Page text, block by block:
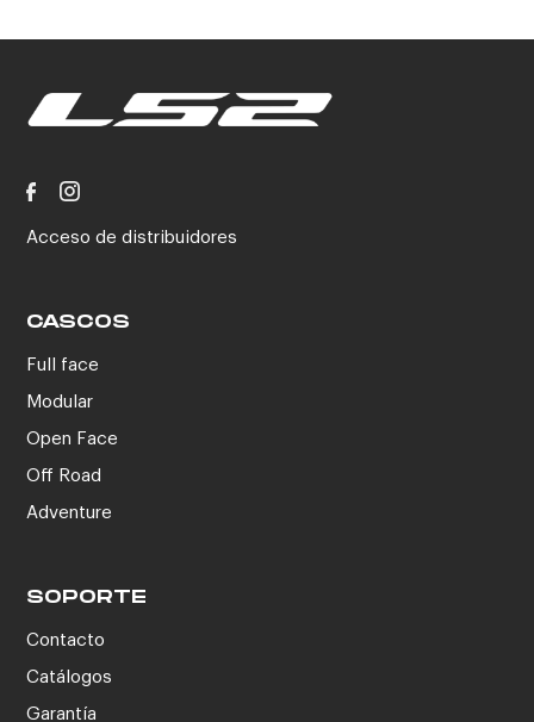
Acceso de distribuidores
CASCOS
Full face
Modular
Open Face
Off Road
Adventure
SOPORTE
Contacto
Catálogos
Garantía